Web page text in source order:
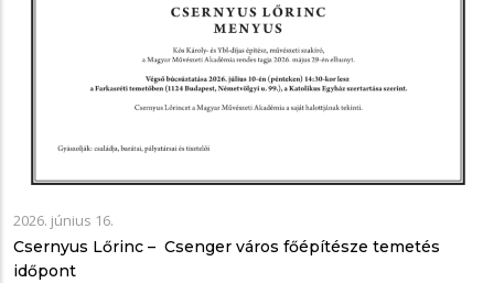
2026. június 16.
Csernyus Lőrinc – Csenger város főépítésze temetés
időpont